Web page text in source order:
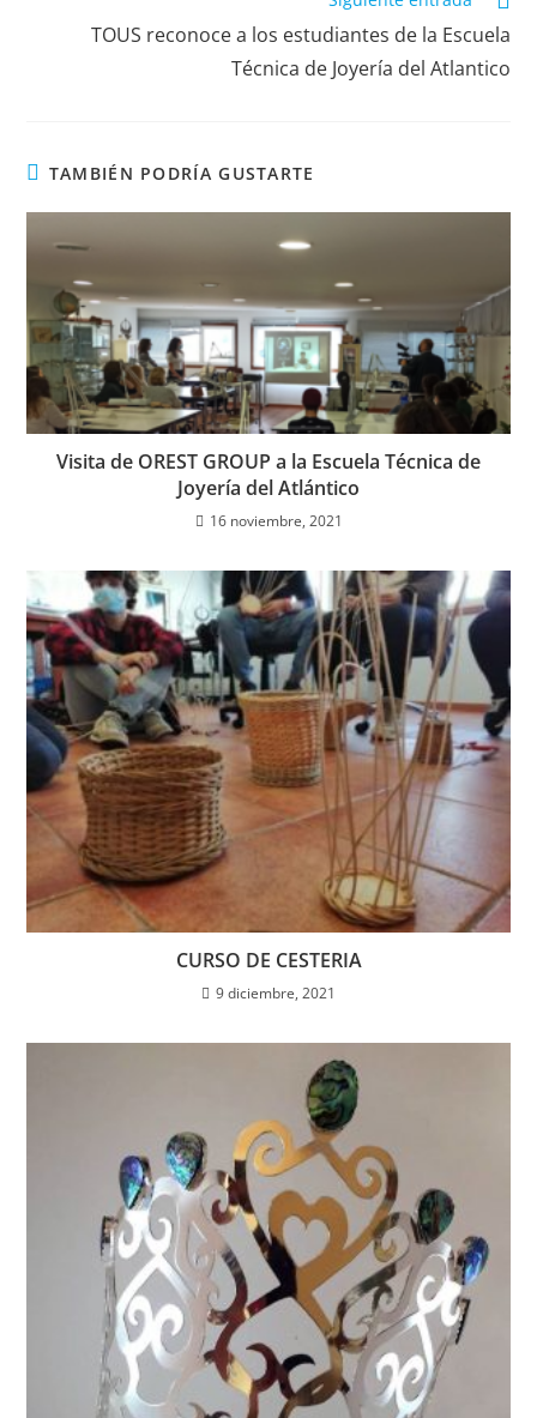
TOUS reconoce a los estudiantes de la Escuela
Técnica de Joyería del Atlantico
TAMBIÉN PODRÍA GUSTARTE
Visita de OREST GROUP a la Escuela Técnica de
Joyería del Atlántico
16 noviembre, 2021
CURSO DE CESTERIA
9 diciembre, 2021